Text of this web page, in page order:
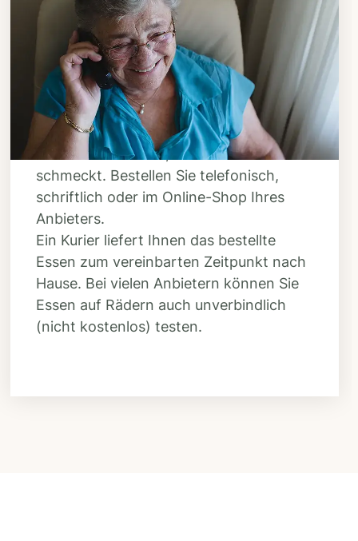
Schritt 3
Bestellen & liefern
lassen
Suchen Sie sich aus dem Speiseplan
Ihres Anbieters aus, was Ihnen
schmeckt. Bestellen Sie telefonisch,
schriftlich oder im Online-Shop Ihres
Anbieters.
Ein Kurier liefert Ihnen das bestellte
Essen zum vereinbarten Zeitpunkt nach
Hause. Bei vielen Anbietern können Sie
Essen auf Rädern auch unverbindlich
(nicht kostenlos) testen.